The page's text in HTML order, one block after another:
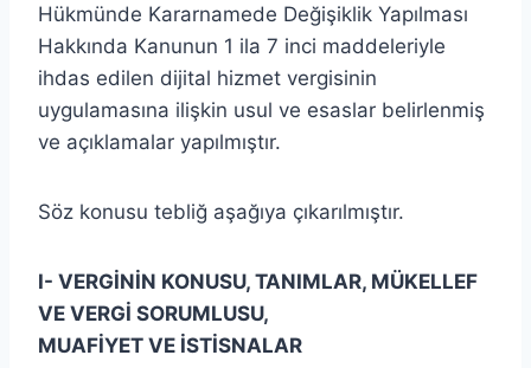
Hükmünde Kararnamede Değişiklik Yapılması
Hakkında Kanunun 1 ila 7 inci maddeleriyle
ihdas edilen dijital hizmet vergisinin
uygulamasına ilişkin usul ve esaslar belirlenmiş
ve açıklamalar yapılmıştır.
Söz konusu tebliğ aşağıya çıkarılmıştır.
I- VERGİNİN KONUSU, TANIMLAR, MÜKELLEF
VE VERGİ SORUMLUSU,
MUAFİYET VE İSTİSNALAR